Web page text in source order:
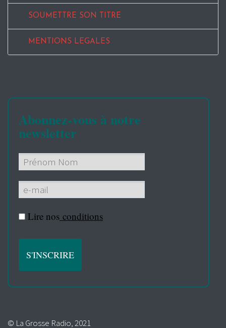
SOUMETTRE SON TITRE
MENTIONS LEGALES
Abonnez-vous à notre
newsletter
Lire nos conditions
© La Grosse Radio, 2021